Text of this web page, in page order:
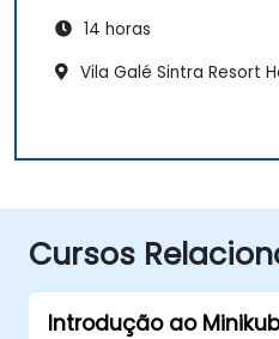
14 horas
Vila Galé Sintra Resort
Cursos
Introdução ao